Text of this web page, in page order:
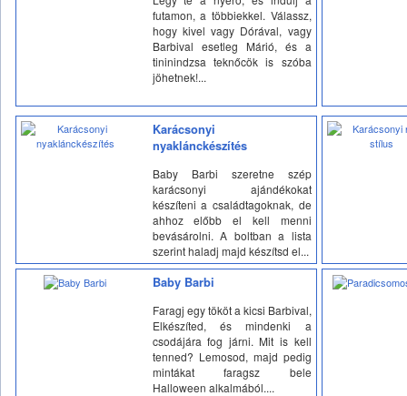
futamon, a többiekkel. Válassz,
hogy kivel vagy Dórával, vagy
Barbival esetleg Márió, és a
tininindzsa teknőcök is szóba
jöhetnek!...
Karácsonyi
nyaklánckészítés
Baby Barbi szeretne szép
karácsonyi ajándékokat
készíteni a családtagoknak, de
ahhoz előbb el kell menni
bevásárolni. A boltban a lista
szerint haladj majd készítsd el...
Baby Barbi
Faragj egy tököt a kicsi Barbival,
Elkészíted, és mindenki a
csodájára fog járni. Mit is kell
tenned? Lemosod, majd pedig
mintákat faragsz bele
Halloween alkalmából....